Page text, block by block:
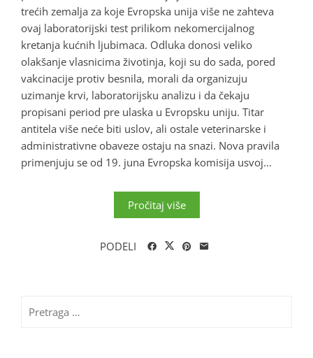
trećih zemalja za koje Evropska unija više ne zahteva
ovaj laboratorijski test prilikom nekomercijalnog
kretanja kućnih ljubimaca. Odluka donosi veliko
olakšanje vlasnicima životinja, koji su do sada, pored
vakcinacije protiv besnila, morali da organizuju
uzimanje krvi, laboratorijsku analizu i da čekaju
propisani period pre ulaska u Evropsku uniju. Titar
antitela više neće biti uslov, ali ostale veterinarske i
administrativne obaveze ostaju na snazi. Nova pravila
primenjuju se od 19. juna Evropska komisija usvoj...
Pročitaj više
PODELI
za: